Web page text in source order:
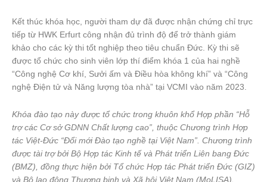
Kết thúc khóa học, người tham dự đã được nhận chứng chỉ trực
tiếp từ HWK Erfurt công nhận đủ trình độ để trở thành giám
khảo cho các kỳ thi tốt nghiệp theo tiêu chuẩn Đức. Kỳ thi sẽ
được tổ chức cho sinh viên lớp thí điểm khóa 1 của hai nghề
“Công nghệ Cơ khí, Sưởi ấm và Điều hòa không khí” và “Công
nghệ Điện tử và Năng lượng tòa nhà” tại VCMI vào năm 2023.
Khóa đào tạo này được tổ chức trong khuôn khổ Hợp phần “Hỗ
trợ các Cơ sở GDNN Chất lượng cao”, thuộc Chương trình Hợp
tác Việt-Đức “Đổi mới Đào tạo nghề tại Việt Nam”. Chương trình
được tài trợ bởi Bộ Hợp tác Kinh tế và Phát triển Liên bang Đức
(BMZ), đồng thực hiện bởi Tổ chức Hợp tác Phát triển Đức (GIZ)
và Bộ lao động Thương binh và Xã hội Việt Nam (MoLISA).